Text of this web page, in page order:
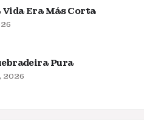
Era Más Corta
Pura
2026